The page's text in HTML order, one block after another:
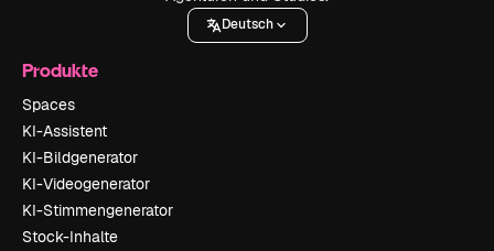
Deutsch
Produkte
Spaces
KI-Assistent
KI-Bildgenerator
KI-Videogenerator
KI-Stimmengenerator
Stock-Inhalte